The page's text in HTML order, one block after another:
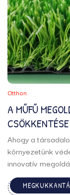
Otthon
A MŰFŰ
CSÖKKENTÉSE
Ahogy a
környezetünk
innovatív
életünkben is. Az
előrelépéseket